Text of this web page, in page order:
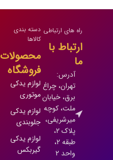
راه های ارتباطی
ارتباط با
ما
آدرس:
تهران، چراغ
برق، خیابان
ملت، کوچه
میرشریفی،
پلاک 2،
طبقه 2،
واحد 2
دسته بندی
کالاها
محصولات
فروشگاه
لوازم یدکی
موتوری
لوازم یدکی
جلوبندی
لوازم یدکی
گیربکس